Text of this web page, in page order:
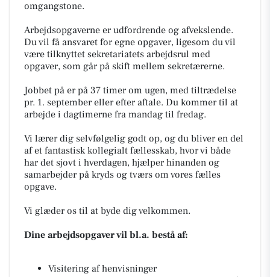
omgangstone.
Arbejdsopgaverne er udfordrende og afvekslende.
Du vil få ansvaret for egne opgaver, ligesom du vil
være tilknyttet sekretariatets arbejdsrul med
opgaver, som går på skift mellem sekretærerne.
Jobbet på er på 37 timer om ugen, med tiltrædelse
pr. 1. september eller efter aftale. Du kommer til at
arbejde i dagtimerne fra mandag til fredag.
Vi lærer dig selvfølgelig godt op, og du bliver en del
af et fantastisk kollegialt fællesskab, hvor vi både
har det sjovt i hverdagen, hjælper hinanden og
samarbejder på kryds og tværs om vores fælles
opgave.
Vi glæder os til at byde dig velkommen.
Dine arbejdsopgaver vil bl.a. bestå af:
Visitering af henvisninger